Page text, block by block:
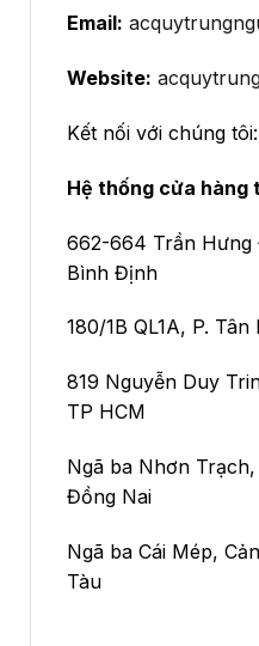
Email:
Website:
Kết nối với chúng tôi:
Hệ thống cửa hàng
662-664 Trần Hưng
Bình Định
180/1B QL1A, P.
819 Nguyễn Duy
TP HCM
Ngã ba Nhơn
Đồng Nai
Ngã ba Cái Mép,
Tàu